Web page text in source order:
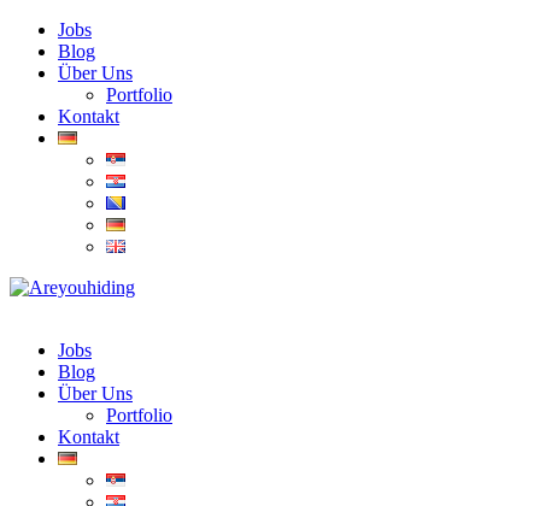
Jobs
Blog
Über Uns
Portfolio
Kontakt
Jobs
Blog
Über Uns
Portfolio
Kontakt